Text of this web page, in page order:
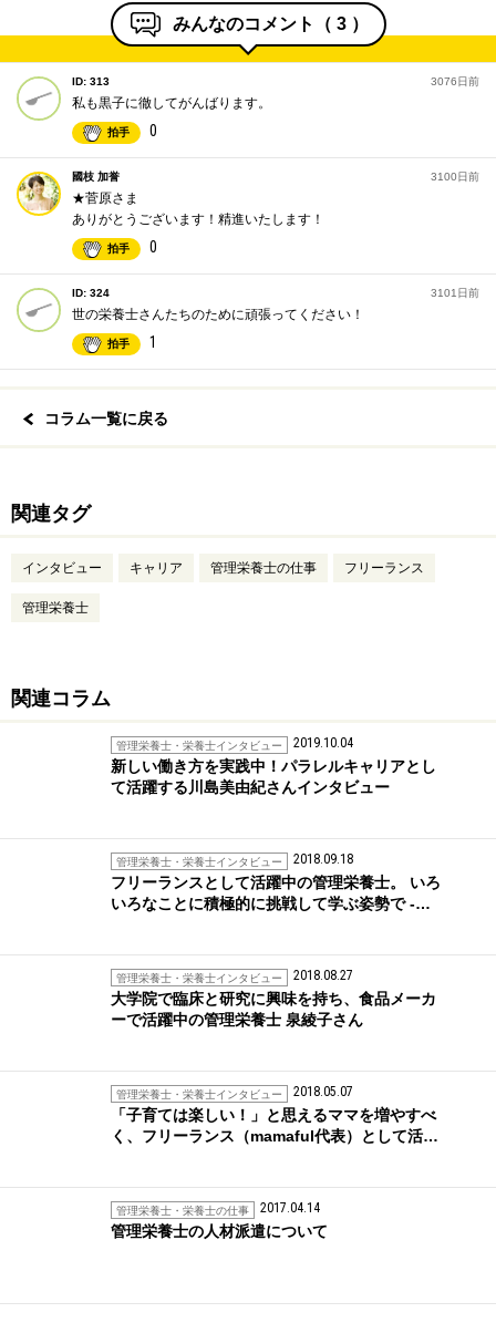
みんなのコメント（ 3 ）
ID: 313 3076日前
私も黒子に徹してがんばります。
拍手 0
國枝 加誉 3100日前
★菅原さま
ありがとうございます！精進いたします！
拍手 0
ID: 324 3101日前
世の栄養士さんたちのために頑張ってください！
拍手 1
コラム一覧に戻る
関連タグ
インタビュー キャリア 管理栄養士の仕事 フリーランス
管理栄養士
関連コラム
管理栄養士・栄養士インタビュー 2019.10.04
新しい働き方を実践中！パラレルキャリアとし
て活躍する川島美由紀さんインタビュー
管理栄養士・栄養士インタビュー 2018.09.18
フリーランスとして活躍中の管理栄養士。 いろ
いろなことに積極的に挑戦して学ぶ姿勢で -…
管理栄養士・栄養士インタビュー 2018.08.27
大学院で臨床と研究に興味を持ち、食品メーカ
ーで活躍中の管理栄養士 泉綾子さん
管理栄養士・栄養士インタビュー 2018.05.07
「子育ては楽しい！」と思えるママを増やすべ
く、フリーランス（mamaful代表）として活…
管理栄養士・栄養士の仕事 2017.04.14
管理栄養士の人材派遣について